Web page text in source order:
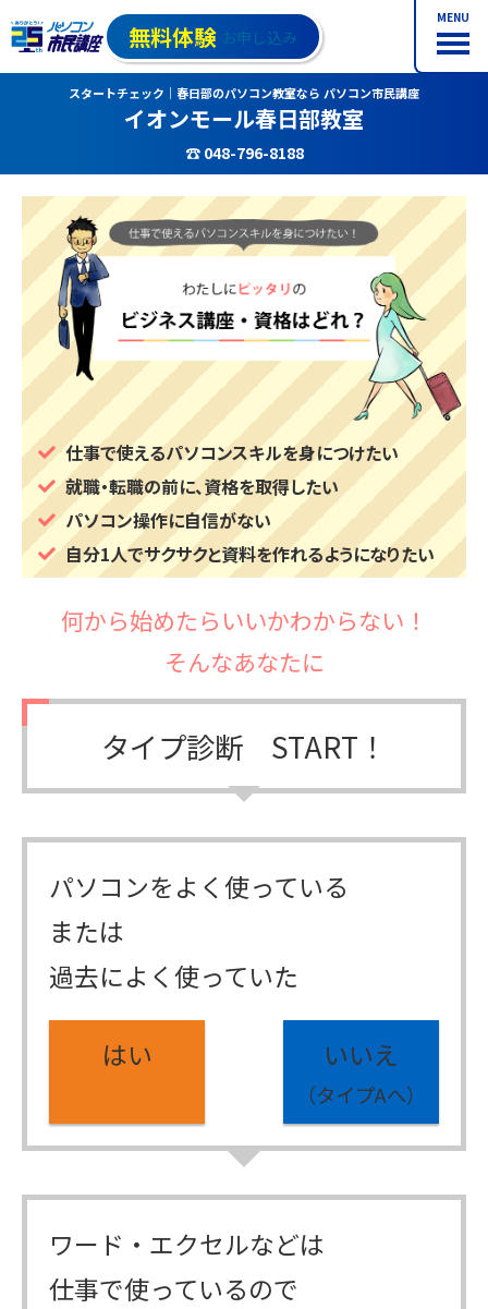
MENU
無料体験 お申し込み
スタートチェック｜春日部のパソコン教室なら パソコン市民講座
イオンモール春日部教室
☎ 048-796-8188
仕事で使えるパソコンスキルを身につけたい
就職・転職の前に、資格を取得したい
パソコン操作に自信がない
自分1人でサクサクと資料を作れるようになりたい
何から始めたらいいかわからない！
そんなあなたに
タイプ診断 START！
パソコンをよく使っている
または
過去によく使っていた
はい いいえ
（タイプAへ）
ワード・エクセルなどは
仕事で使っているので